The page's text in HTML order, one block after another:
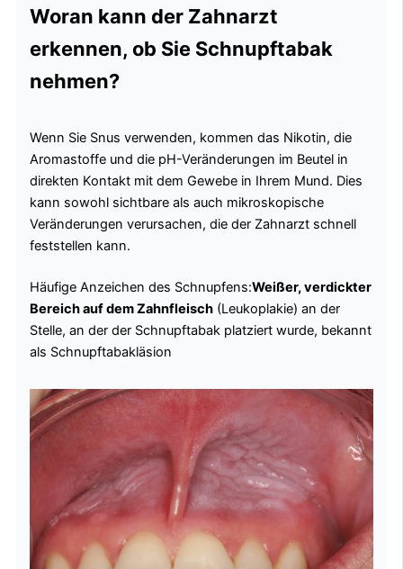
Woran kann der Zahnarzt
erkennen, ob Sie Schnupftabak
nehmen?
Wenn Sie Snus verwenden, kommen das Nikotin, die
Aromastoffe und die pH-Veränderungen im Beutel in
direkten Kontakt mit dem Gewebe in Ihrem Mund. Dies
kann sowohl sichtbare als auch mikroskopische
Veränderungen verursachen, die der Zahnarzt schnell
feststellen kann.
Häufige Anzeichen des Schnupfens:Weißer, verdickter
Bereich auf dem Zahnfleisch(Leukoplakie) an der
Stelle, an der der Schnupftabak platziert wurde, bekannt
als Schnupftabakläsion